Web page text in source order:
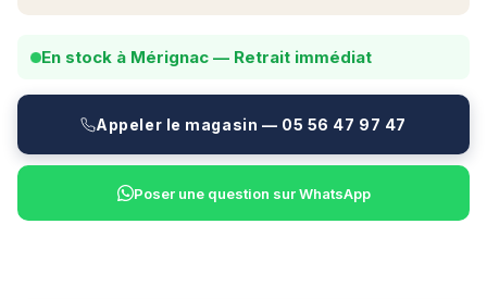
En stock à Mérignac — Retrait immédiat
Appeler le magasin — 05 56 47 97 47
Poser une question sur WhatsApp